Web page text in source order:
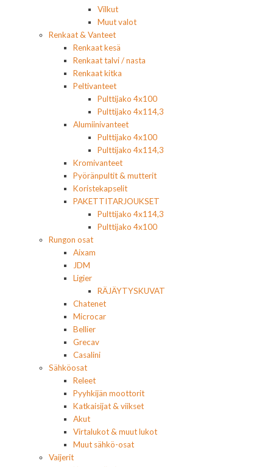
Vilkut
Muut valot
Renkaat & Vanteet
Renkaat kesä
Renkaat talvi / nasta
Renkaat kitka
Peltivanteet
Pulttijako 4x100
Pulttijako 4x114,3
Alumiinivanteet
Pulttijako 4x100
Pulttijako 4x114,3
Kromivanteet
Pyöränpultit & mutterit
Koristekapselit
PAKETTITARJOUKSET
Pulttijako 4x114,3
Pulttijako 4x100
Rungon osat
Aixam
JDM
Ligier
RÄJÄYTYSKUVAT
Chatenet
Microcar
Bellier
Grecav
Casalini
Sähköosat
Releet
Pyyhkijän moottorit
Katkaisijat & viikset
Akut
Virtalukot & muut lukot
Muut sähkö-osat
Vaijerit